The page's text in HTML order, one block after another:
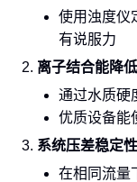
使用浊度仪
有说服力
离子结合能降低
通过水质硬
优质设备能
系统压差稳定性
在相同流量